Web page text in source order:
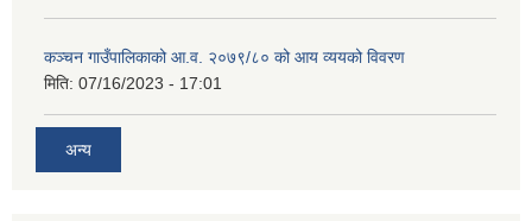
कञ्‍चन गाउँपालिकाको आ.व. २०७९/८० को आय व्ययको विवरण
मिति: 07/16/2023 - 17:01
अन्य